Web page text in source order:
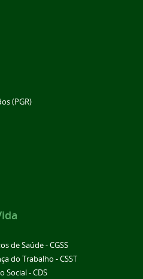
(PGR)
de Saúde - CGSS
do Trabalho - CSST
Social - CDS